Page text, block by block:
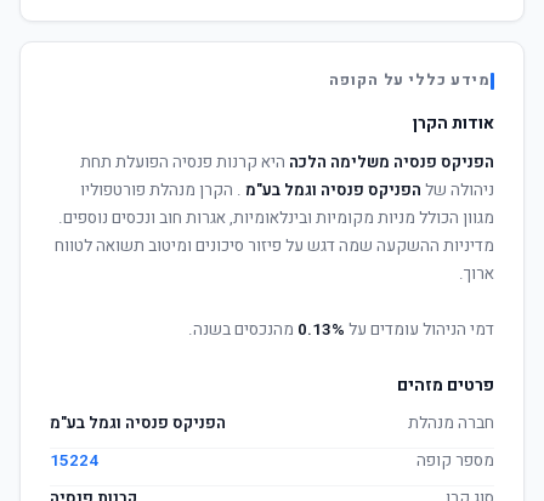
מידע כללי על הקופה
אודות הקרן
הפניקס פנסיה משלימה הלכה היא קרנות פנסיה הפועלת תחת
ניהולה של הפניקס פנסיה וגמל בע"מ . הקרן מנהלת פורטפוליו
מגוון הכולל מניות מקומיות ובינלאומיות, אגרות חוב ונכסים נוספים.
מדיניות ההשקעה שמה דגש על פיזור סיכונים ומיטוב תשואה לטווח
ארוך.
דמי הניהול עומדים על 0.13% מהנכסים בשנה.
פרטים מזהים
חברה מנהלת
הפניקס פנסיה וגמל בע"מ
מספר קופה
15224